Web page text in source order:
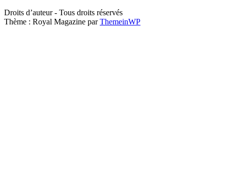
Droits d’auteur - Tous droits réservés
Thème : Royal Magazine parThemeinWP